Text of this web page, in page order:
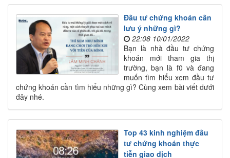
Đầu tư chứng khoán cần
lưu ý những gì?
22:08 10/01/2022
Bạn là nhà đầu tư chứng
khoán mới tham gia thị
trường, bạn là f0 và đang
muốn tìm hiểu xem đầu tư
chứng khoán cần tìm hiểu những gì? Cùng xem bài viết dưới
đây nhé.
Top 43 kinh nghiệm đầu
tư chứng khoán thực
tiễn giao dịch